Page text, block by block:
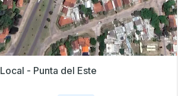
Local - Punta del Este